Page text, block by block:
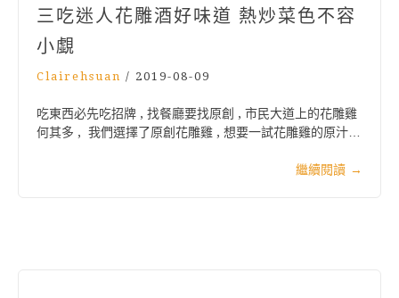
三吃迷人花雕酒好味道 熱炒菜色不容
小覷
Clairehsuan / 2019-08-09
吃東西必先吃招牌 , 找餐廳要找原創 , 市民大道上的花雕雞
何其多 , 我們選擇了原創花雕雞 , 想要一試花雕雞的原汁…
繼續閱讀 →